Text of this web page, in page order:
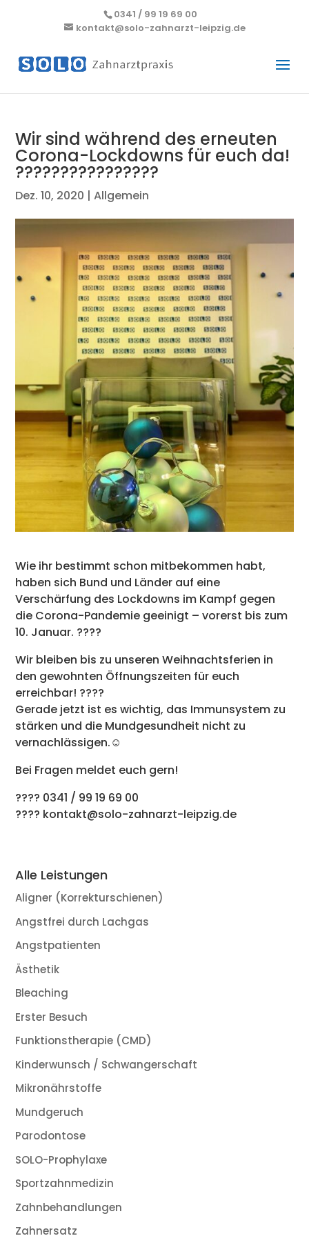
0341 / 99 19 69 00
kontakt@solo-zahnarzt-leipzig.de
Wir sind während des erneuten
Corona-Lockdowns für euch da!
????????????????
Dez. 10, 2020 |Allgemein
Wie ihr bestimmt schon mitbekommen habt,
haben sich Bund und Länder auf eine
Verschärfung des Lockdowns im Kampf gegen
die Corona-Pandemie geeinigt – vorerst bis zum
10. Januar. ????
Wir bleiben bis zu unseren Weihnachtsferien in
den gewohnten Öffnungszeiten für euch
erreichbar! ????
Gerade jetzt ist es wichtig, das Immunsystem zu
stärken und die Mundgesundheit nicht zu
vernachlässigen.☺️
Bei Fragen meldet euch gern!
???? 0341 / 99 19 69 00
???? kontakt@solo-zahnarzt-leipzig.de
Alle Leistungen
Aligner (Korrekturschienen)
Angstfrei durch Lachgas
Angstpatienten
Ästhetik
Bleaching
Erster Besuch
Funktionstherapie (CMD)
Kinderwunsch / Schwangerschaft
Mikronährstoffe
Mundgeruch
Parodontose
SOLO-Prophylaxe
Sportzahnmedizin
Zahnbehandlungen
Zahnersatz